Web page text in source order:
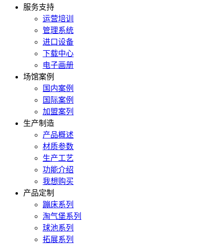
服务支持
运营培训
管理系统
进口设备
下载中心
电子画册
场馆案例
国内案例
国际案例
加盟案列
生产制造
产品概述
材质参数
生产工艺
功能介绍
我想购买
产品定制
蹦床系列
淘气堡系列
球池系列
拓展系列